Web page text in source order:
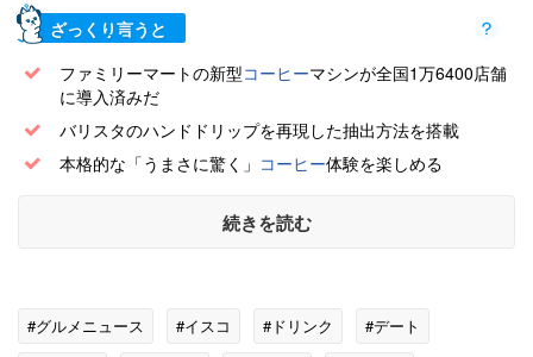
ざっくり言うと
ファミリーマートの新型コーヒーマシンが全国1万6400店舗
に導入済みだ
バリスタのハンドドリップを再現した抽出方法を搭載
本格的な「うまさに驚く」 コーヒー体験を楽しめる
続きを読む
#グルメニュース #イスコ #ドリンク
#デート